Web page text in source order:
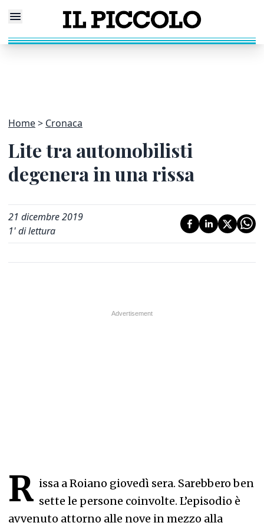
Home Cronaca
Lite tra automobilisti
degenera in una rissa
21 dicembre 2019
1' di lettura
R issa a Roiano giovedì sera. Sarebbero ben
sette le persone coinvolte. L’episodio è
avvenuto attorno alle nove in mezzo alla